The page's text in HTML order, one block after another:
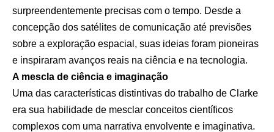
surpreendentemente precisas com o tempo. Desde a
concepção dos satélites de comunicação até previsões
sobre a exploração espacial, suas ideias foram pioneiras
e inspiraram avanços reais na ciência e na tecnologia.
A mescla de ciência e imaginação
Uma das características distintivas do trabalho de Clarke
era sua habilidade de mesclar conceitos científicos
complexos com uma narrativa envolvente e imaginativa.